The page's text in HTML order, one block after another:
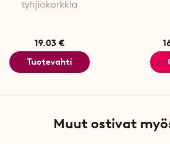
tyhjiökorkkia
19.03 €
Tuotevahti
Muut ostivat